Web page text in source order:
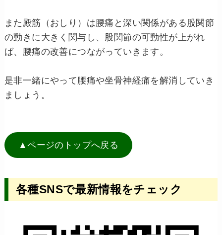
また殿筋（おしり）は腰痛と深い関係がある股関節
の動きに大きく関与し、股関節の可動性が上がれ
ば、腰痛の改善につながっていきます。
是非一緒にやって腰痛や坐骨神経痛を解消していき
ましょう。
▲ページのトップへ戻る
各種SNSで最新情報をチェック